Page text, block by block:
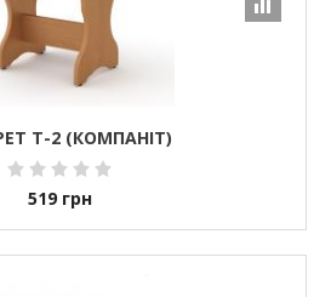
Т-2 (КОМПАНІТ)
519 грн